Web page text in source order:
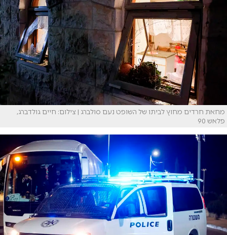
מחאת חרדים מחוץ לביתו של השופט נעם סולברג | צילום: חיים גולדברג,
פלאש 90